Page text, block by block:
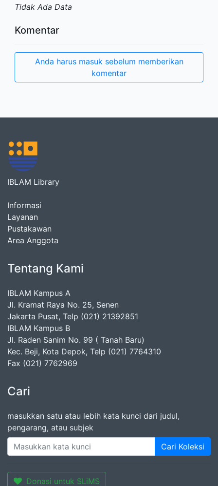
Tidak Ada Data
Komentar
Anda harus masuk sebelum memberikan
komentar
IBLAM Library
Informasi
Layanan
Pustakawan
Area Anggota
Tentang Kami
IBLAM Kampus A
Jl. Kramat Raya No. 25, Senen
Jakarta Pusat, Telp (021) 21392851
IBLAM Kampus B
Jl. Raden Sanim No. 99 ( Tanah Baru)
Kec. Beji, Kota Depok, Telp (021) 7764310
Fax (021) 7762969
Cari
masukkan satu atau lebih kata kunci dari judul,
pengarang, atau subjek
Cari Koleksi
Donasi untuk SLiMS